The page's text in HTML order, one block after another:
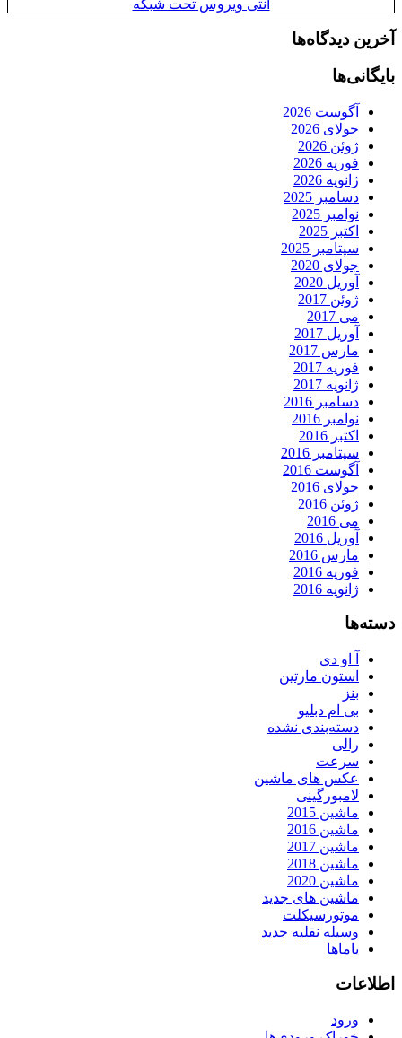
آنتی ویروس تحت شبکه
آخرین دیدگاه‌ها
بایگانی‌ها
آگوست 2026
جولای 2026
ژوئن 2026
فوریه 2026
ژانویه 2026
دسامبر 2025
نوامبر 2025
اکتبر 2025
سپتامبر 2025
جولای 2020
آوریل 2020
ژوئن 2017
می 2017
آوریل 2017
مارس 2017
فوریه 2017
ژانویه 2017
دسامبر 2016
نوامبر 2016
اکتبر 2016
سپتامبر 2016
آگوست 2016
جولای 2016
ژوئن 2016
می 2016
آوریل 2016
مارس 2016
فوریه 2016
ژانویه 2016
دسته‌ها
آ او دی
استون مارتین
بنز
بی ام دبلیو
دسته‌بندی نشده
رالی
سرعت
عکس های ماشین
لامبورگینی
ماشین 2015
ماشین 2016
ماشین 2017
ماشین 2018
ماشین 2020
ماشین های جدید
موتورسیکلت
وسیله نقلیه جدید
یاماها
اطلاعات
ورود